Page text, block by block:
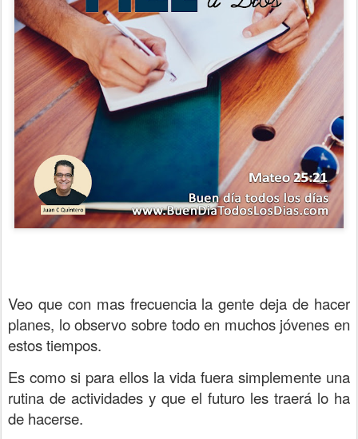
Veo que con mas frecuencia la gente deja de hacer
planes, lo observo sobre todo en muchos jóvenes en
estos tiempos.
Es como si para ellos la vida fuera simplemente una
rutina de actividades y que el futuro les traerá lo ha
de hacerse.